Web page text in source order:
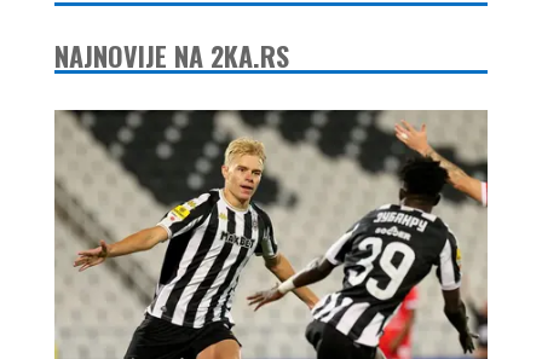
NAJNOVIJE NA 2KA.RS